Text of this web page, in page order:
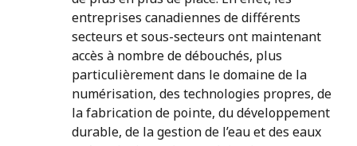
entreprises canadiennes de différents
secteurs et sous-secteurs ont maintenant
accès à nombre de débouchés, plus
particulièrement dans le domaine de la
numérisation, des technologies propres, de
la fabrication de pointe, du développement
durable, de la gestion de l’eau et des eaux